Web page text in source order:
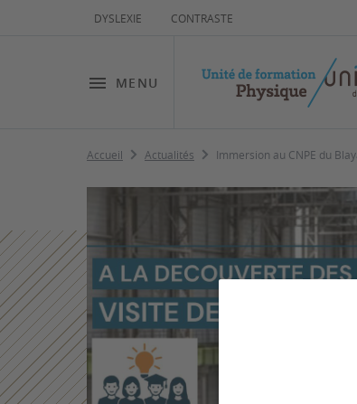
DYSLEXIE CONTRASTE
MENU
Accueil Actualités Immersion au CNPE du